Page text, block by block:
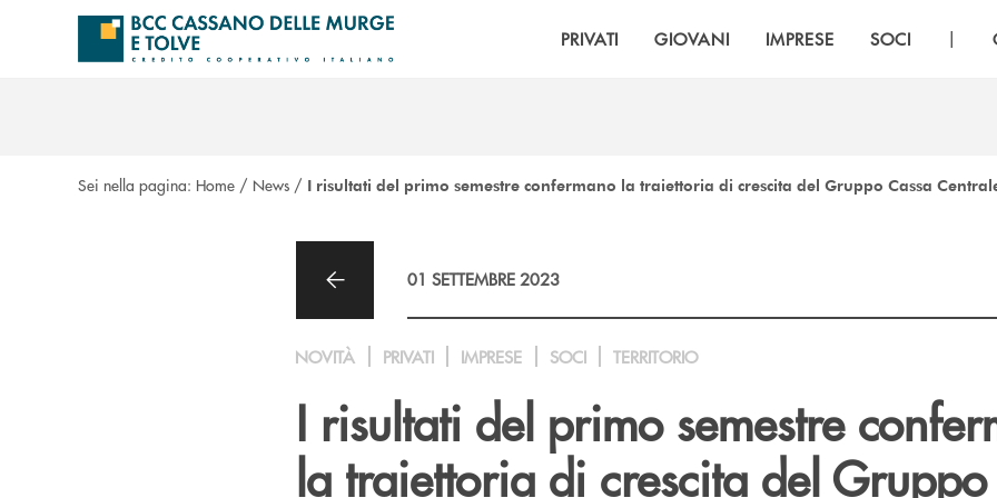
Salta al contenuto principale
PRIVATI GIOVANI IMPRESE SOCI |
Sei nella pagina: Home / News / I risultati del primo semestre confermano la traiettoria di crescita del Gruppo Cassa
01 SETTEMBRE 2023
NOVITÀ PRIVATI IMPRESE SOCI TERRITORIO
I risultati del primo semestre
la traiettoria di crescita del Gruppo